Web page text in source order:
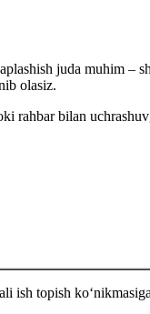
juda muhim –
olasiz.
rahbar bilan
ish topish